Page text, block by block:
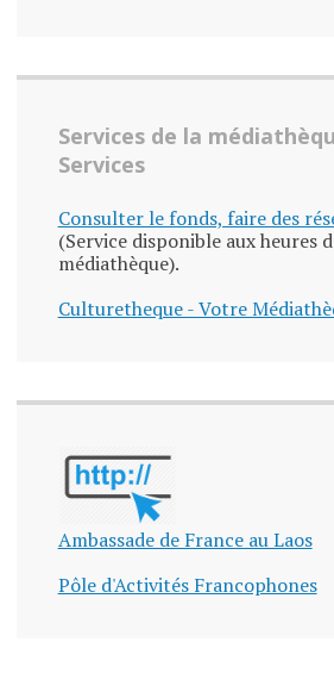
Services de la
Services
Consulter le fonds, faire des
(Service disponible aux heures
médiathèque).
Culturetheque - Votre
Ambassade de France au Laos
Pôle d'Activités Francophones